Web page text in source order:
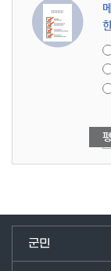
군민